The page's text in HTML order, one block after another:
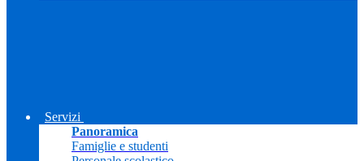
Servizi
Panoramica
Famiglie e studenti